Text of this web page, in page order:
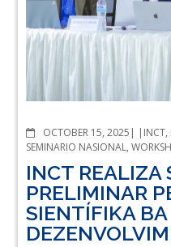
OCTOBER 15, 2025 INCT,
SEMINARIO NASIONAL,
INCT REALIZA
PRELIMINAR
SIENTÍFIKA BA